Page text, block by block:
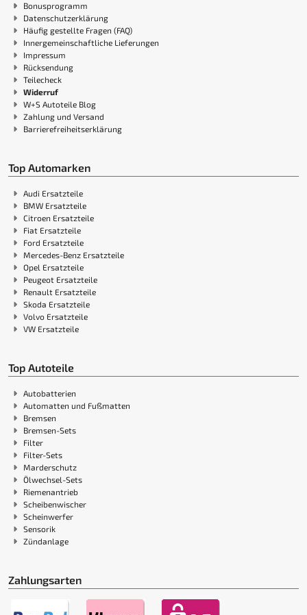
Bonusprogramm
Datenschutzerklärung
Häufig gestellte Fragen (FAQ)
Innergemeinschaftliche Lieferungen
Impressum
Rücksendung
Teilecheck
Widerruf
W+S Autoteile Blog
Zahlung und Versand
Barrierefreiheitserklärung
Top Automarken
Audi Ersatzteile
BMW Ersatzteile
Citroen Ersatzteile
Fiat Ersatzteile
Ford Ersatzteile
Mercedes-Benz Ersatzteile
Opel Ersatzteile
Peugeot Ersatzteile
Renault Ersatzteile
Skoda Ersatzteile
Volvo Ersatzteile
VW Ersatzteile
Top Autoteile
Autobatterien
Automatten und Fußmatten
Bremsen
Bremsen-Sets
Filter
Filter-Sets
Marderschutz
Ölwechsel-Sets
Riemenantrieb
Scheibenwischer
Scheinwerfer
Sensorik
Zündanlage
Zahlungsarten